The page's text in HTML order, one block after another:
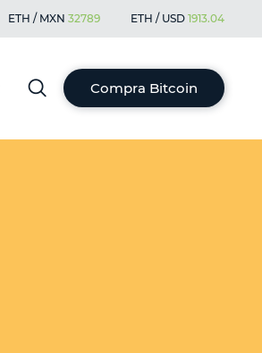
ETH / MXN 32789 ETH / USD 1913.04
Compra Bitcoin